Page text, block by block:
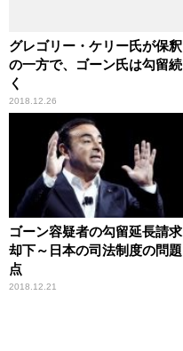
グレゴリー・ケリー氏が保釈
の一方で、ゴーン氏は勾留続
く
2018.12.26
ゴーン容疑者の勾留延長請求
却下～日本の司法制度の問題
点
2018.12.21